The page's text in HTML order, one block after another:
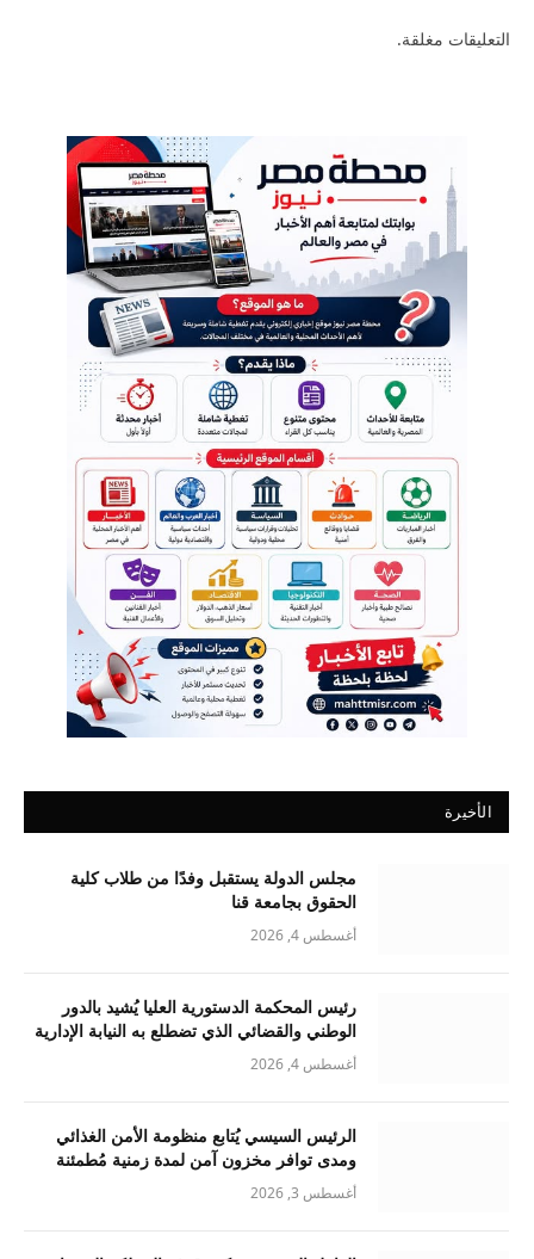
التعليقات مغلقة.
الأخيرة
مجلس الدولة يستقبل وفدًا من طلاب كلية
الحقوق بجامعة قنا
أغسطس 4, 2026
رئيس المحكمة الدستورية العليا يُشيد بالدور
الوطني والقضائي الذي تضطلع به النيابة الإدارية
أغسطس 4, 2026
الرئيس السيسي يُتابع منظومة الأمن الغذائي
ومدى توافر مخزون آمن لمدة زمنية مُطمئنة
أغسطس 3, 2026